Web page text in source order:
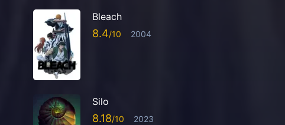
Bleach
8.4 2004
Silo
8.18 2023